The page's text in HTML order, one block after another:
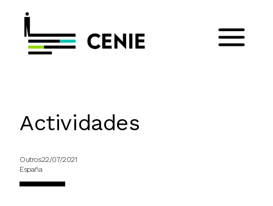
Actividades
Outros22/07/2021
España